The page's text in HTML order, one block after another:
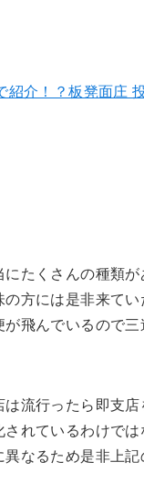
紹介！？板凳面庄
たくさんの種類
の方には是非来て
が飛んでいるので
流行ったら即支
れているわけで
異なるため是非上